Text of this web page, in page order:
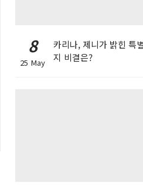
8
25 May
카리나, 제니가 밝힌 특
지 비결은?